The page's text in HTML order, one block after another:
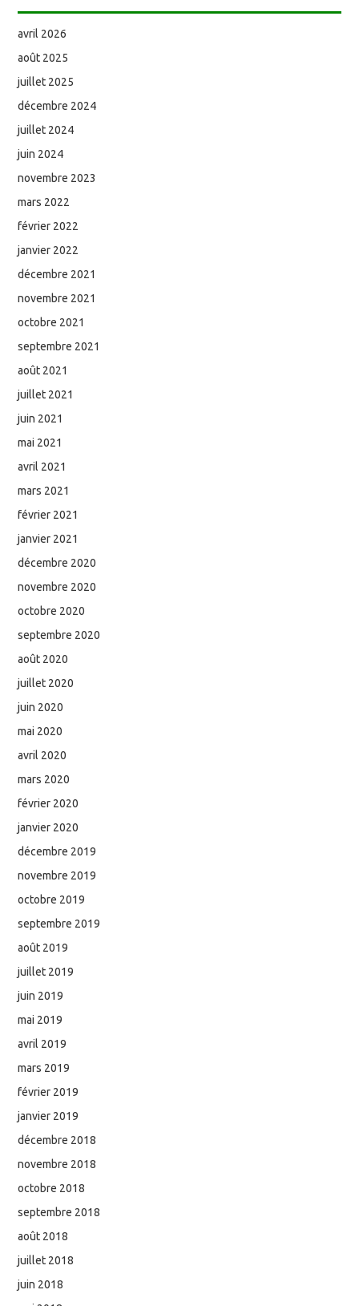
avril 2026
août 2025
juillet 2025
décembre 2024
juillet 2024
juin 2024
novembre 2023
mars 2022
février 2022
janvier 2022
décembre 2021
novembre 2021
octobre 2021
septembre 2021
août 2021
juillet 2021
juin 2021
mai 2021
avril 2021
mars 2021
février 2021
janvier 2021
décembre 2020
novembre 2020
octobre 2020
septembre 2020
août 2020
juillet 2020
juin 2020
mai 2020
avril 2020
mars 2020
février 2020
janvier 2020
décembre 2019
novembre 2019
octobre 2019
septembre 2019
août 2019
juillet 2019
juin 2019
mai 2019
avril 2019
mars 2019
février 2019
janvier 2019
décembre 2018
novembre 2018
octobre 2018
septembre 2018
août 2018
juillet 2018
juin 2018